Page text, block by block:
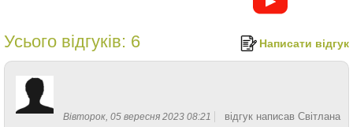
Усього відгуків: 6 Написати відгук
Вівторок, 05 вересня 2023 08:21 відгук написав Світлана